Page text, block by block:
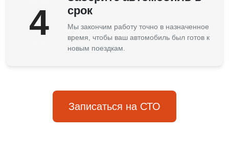
4
срок
Мы закончим работу точно в назначенное
время, чтобы ваш автомобиль был готов к
новым поездкам.
Записаться на СТО